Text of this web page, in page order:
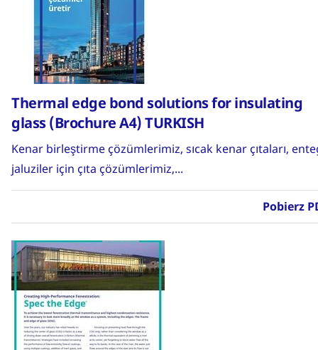
Thermal edge bond solutions for insulating
glass (Brochure A4) TURKISH
Kenar birleştirme çözümlerimiz, sıcak kenar çıtaları,
jaluziler için çıta çözümlerimiz,...
Pobierz